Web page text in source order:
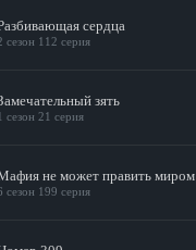
сердца
сезон 112 серия
зять
сезон 21 серия
не может править миром
сезон 199 серия